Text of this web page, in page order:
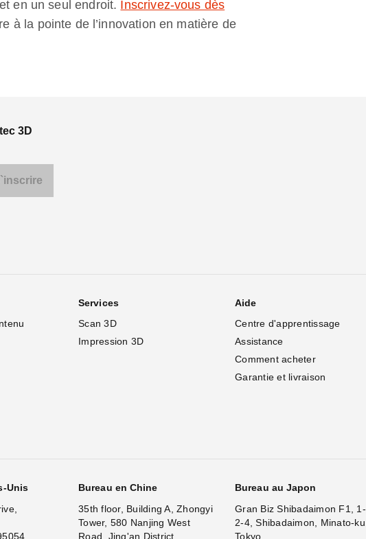
en un seul endroit. Inscrivez-vous dès
à la pointe de l’innovation en matière de
3D
Services
Scan 3D
Impression 3D
Aide
Centre d'apprentissage
Assistance
Comment acheter
Garantie et livraison
Unis
Bureau en Chine
35th floor, Building A, Zhongyi
Tower, 580 Nanjing West
Road, Jing'an District,
Bureau au Japon
Gran Biz Shibadaimon F1, 1-
2-4, Shibadaimon, Minato-ku,
Tokyo